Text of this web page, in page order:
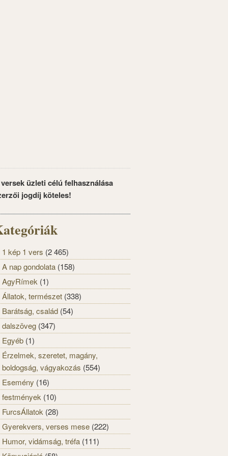
üzleti célú felhasználása
jogdíj köteles!
1 kép 1 vers (2 465)
A nap gondolata (158)
AgyRímek (1)
Állatok, természet (338)
Barátság, család (54)
dalszöveg (347)
Egyéb (1)
Érzelmek, szeretet, magány,
boldogság, vágyakozás (554)
Esemény (16)
festmények (10)
FurcsÁllatok (28)
Gyerekvers, verses mese (222)
Humor, vidámság, tréfa (111)